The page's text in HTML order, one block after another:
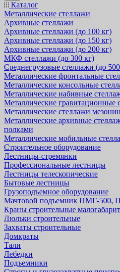
Каталог
Металлические стеллажи
Архивные стеллажи
Архивные стеллажи (до 100 кг)
Архивные стеллажи (до 150 кг)
Архивные стеллажи (до 200 кг)
МКФ стеллажи (до 300 кг)
Среднегрузовые стеллажи (до
Металлические фронтальные
Металлические консольные
Металлические набивные
Металлические гравитационные
Металлические стеллажи
Металлические архивные
полками
Металлические мобильные
Строительное оборудование
Лестницы-стремянки
Профессиональные лестницы
Лестницы телескопические
Бытовые лестницы
Грузоподъемное оборудование
Мачтовой подъемник ПМГ-500,
Краны строительные
Люльки строительные
Захваты строительные
Домкраты
Тали
Лебедки
Подъемники